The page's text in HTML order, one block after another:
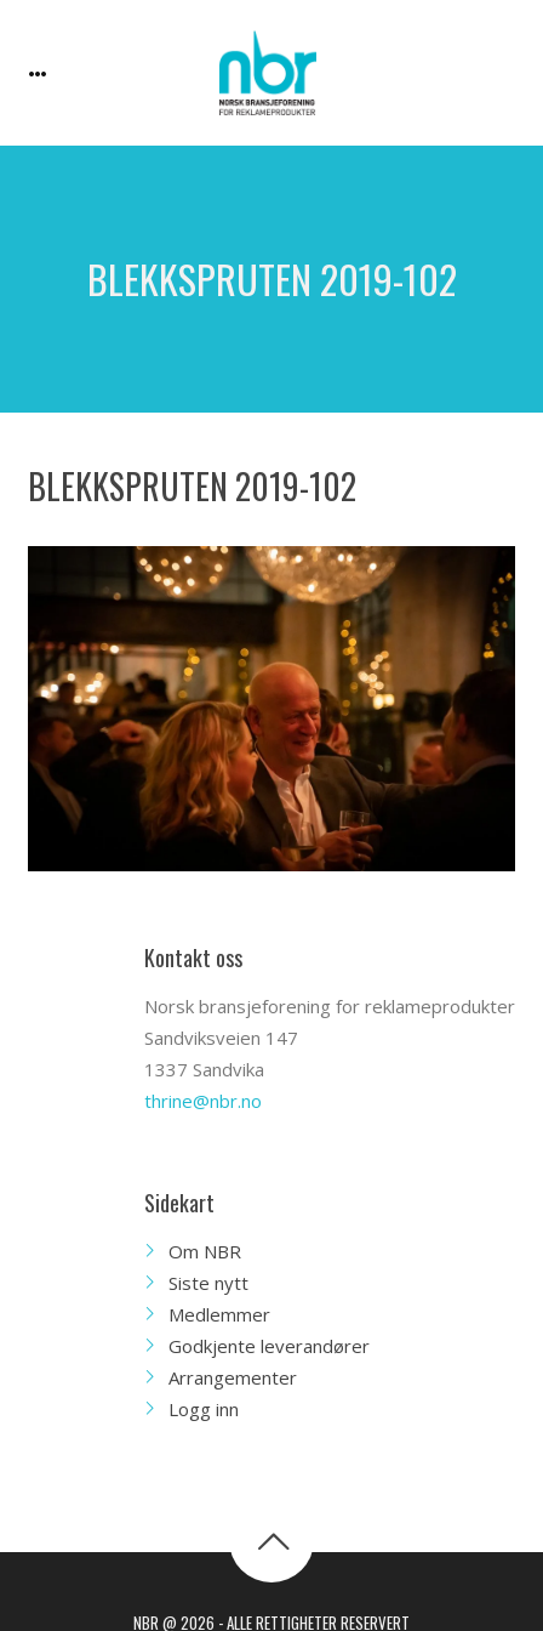
BLEKKSPRUTEN 2019-102
BLEKKSPRUTEN 2019-102
Kontakt oss
Norsk bransjeforening for reklameprodukter
Sandviksveien 147
1337 Sandvika
thrine@nbr.no
Sidekart
Om NBR
Siste nytt
Medlemmer
Godkjente leverandører
Arrangementer
Logg inn
NBR @ 2026 - ALLE RETTIGHETER RESERVERT